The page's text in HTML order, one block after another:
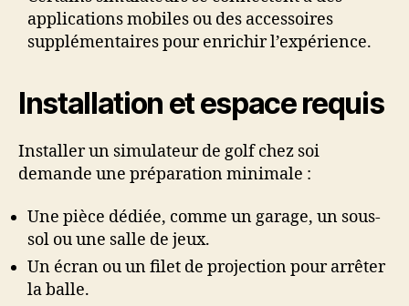
applications mobiles ou des accessoires
supplémentaires pour enrichir l’expérience.
Installation et espace requis
Installer un simulateur de golf chez soi
demande une préparation minimale :
Une pièce dédiée, comme un garage, un sous-
sol ou une salle de jeux.
Un écran ou un filet de projection pour arrêter
la balle.